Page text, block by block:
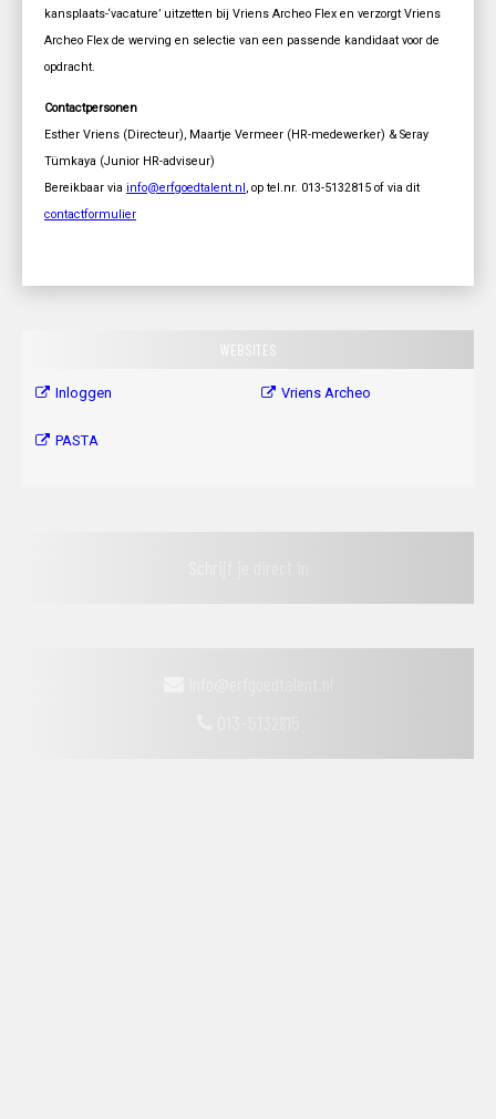
kansplaats-‘vacature’ uitzetten bij Vriens Archeo Flex en verzorgt Vriens
Archeo Flex de werving en selectie van een passende kandidaat voor de
opdracht.
Contactpersonen
Esther Vriens (Directeur), Maartje Vermeer (HR-medewerker) & Seray
Tümkaya (Junior HR-adviseur)
Bereikbaar via info@erfgoedtalent.nl , op tel.nr. 013-5132815 of via dit
contactformulier
WEBSITES
Inloggen Vriens Archeo
PASTA